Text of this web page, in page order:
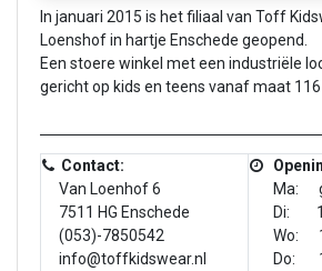
In januari 2015 is het filiaal van Toff
Loenshof in hartje Enschede geopend.
Een stoere winkel met een industriële
gericht op kids en teens vanaf maat
Contact:
Van Loenhof 6
7511 HG Enschede
(053)-7850542
info@toffkidswear.nl
Ma:
Di:
Wo:
Do: